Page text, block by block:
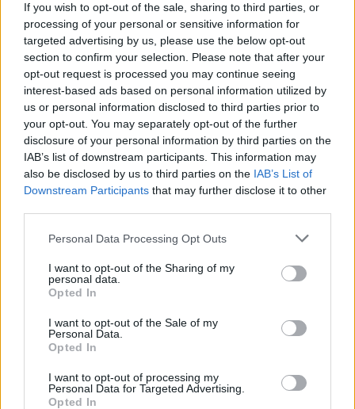
If you wish to opt-out of the sale, sharing to third parties, or
processing of your personal or sensitive information for
targeted advertising by us, please use the below opt-out
section to confirm your selection. Please note that after your
opt-out request is processed you may continue seeing
interest-based ads based on personal information utilized by
us or personal information disclosed to third parties prior to
your opt-out. You may separately opt-out of the further
disclosure of your personal information by third parties on the
IAB’s list of downstream participants. This information may
also be disclosed by us to third parties on the IAB’s List of
Downstream Participants that may further disclose it to other
Please note that this website/app uses one or more Google
not limited to your visit or usage behaviour. You may click to
grant or deny consent to Google and its third-party tags to
use your data for below specified purposes in below Google
consent section.
Personal Data Processing Opt Outs
I want to opt-out of the Sharing of my
personal data.
Opted In
I want to opt-out of the Sale of my
Personal Data.
Opted In
I want to opt-out of processing my
Personal Data for Targeted Advertising.
Opted In
Σχολίασε εδώ
50 /50
2000 /2000
Υποβολή σχολίου
Όροι Χρήσης
. Το site προστατεύεται από reCAPTCHA, ισχύουν
Πολιτική Απορρήτου& Όροι Χρήσηςτης Google.
Lifestyle
Share:
ενημερωθείτε πρώτοι για όλη την ειδησεογραφία και τα
τελευταία νέατης ημέρας